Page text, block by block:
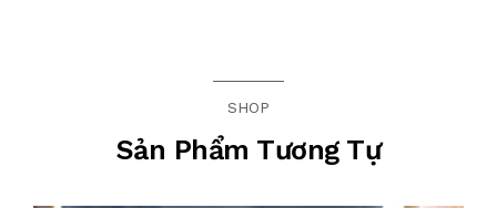
SHOP
Sản Phẩm Tương Tự